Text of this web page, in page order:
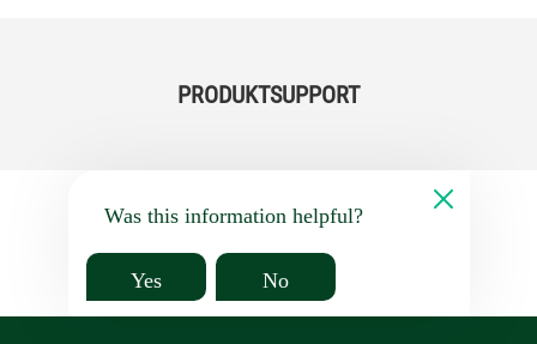
PRODUKTSUPPORT
Was this information helpful?
Yes No